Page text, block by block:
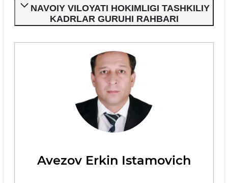
NAVOIY VILOYATI HOKIMLIGI TASHKILIY
KADRLAR GURUHI RAHBARI
Avezov Erkin Istamovich